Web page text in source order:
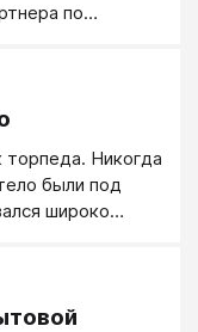
по
торпеда. Никогда
были под
широко